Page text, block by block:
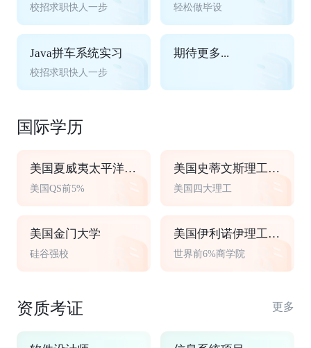
校招求职快人一步 轻松做毕设
Java拼车系统实习
校招求职快人一步
期待更多...
国际学历
美国夏威夷太平洋大学
美国QS前5%
美国史蒂文斯理工学院
美国四大理工
美国金门大学
硅谷强校
美国伊利诺伊理工大学
世界前6%商学院
资质考证 更多